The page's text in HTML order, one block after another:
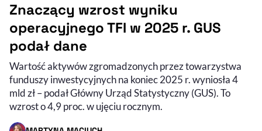
Znaczący wzrost wyniku
operacyjnego TFI w 2025 r. GUS
podał dane
Wartość aktywów zgromadzonych przez towarzystwa
funduszy inwestycyjnych na koniec 2025 r. wyniosła 4
mld zł – podał Główny Urząd Statystyczny (GUS). To
wzrost o 4,9 proc. w ujęciu rocznym.